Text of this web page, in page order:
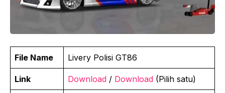
File Name Livery Polisi GT86
Link Download / Download (Pilih satu)